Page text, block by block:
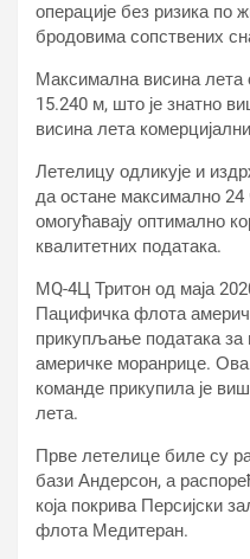
операције без ризика по
бродовима сопствених
Максимална висина лета
15.240 м, што је знатно
висина лета
Летелицу одликује и
да остане максимално 24
омогућавају оптимално
квалитетних података.
МQ-4Ц Тритон од маја
Пацифичка флота
прикупљање података
америчке моранрице.
команде прикупила је
лета.
Прве летелице биле су
бази Андерсон, а
која покрива Персијски
флота Медитеран.